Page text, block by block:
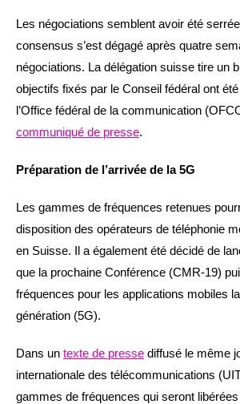
Les négociations semblent avoir été
consensus s’est dégagé après quatre
négociations. La délégation suisse tire un
objectifs fixés par le Conseil fédéral ont
l’Office fédéral de la communication
communiqué de presse.
Préparation de l’arrivée de la 5G
Les gammes de fréquences retenues
disposition des opérateurs de téléphonie
en Suisse. Il a également été décidé de
que la prochaine Conférence (CMR-19)
fréquences pour les applications mobiles
génération (5G).
Dans un texte de presse diffusé le même
internationale des télécommunications
gammes de fréquences qui seront